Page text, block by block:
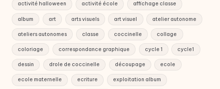
activité halloween activité école affichage classe
album art arts visuels art visuel atelier autonome
ateliers autonomes classe coccinelle collage
coloriage correspondance graphique cycle 1 cycle1
dessin drole de coccinelle découpage ecole
ecole maternelle ecriture exploitation album